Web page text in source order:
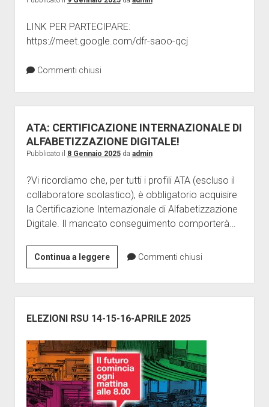
E
SUI
LINK PER PARTECIPARE:
https://meet.google.com/dfr-saoo-qcj
Commenti chiusi
ATA: CERTIFICAZIONE INTERNAZIONALE DI
ALFABETIZZAZIONE DIGITALE!
Pubblicato il 8 Gennaio 2025da admin
?Vi ricordiamo che, per tutti i profili ATA (escluso il
collaboratore scolastico), è obbligatorio acquisire
la Certificazione Internazionale di Alfabetizzazione
Digitale. Il mancato conseguimento comporterà…
Continua a leggereATA:
CERTIFICAZIONE
INTERNAZIONALE
DI
ALFABETIZZAZIONE
Commenti chiusi
laterale
ELEZIONI RSU 14-15-16-APRILE 2025